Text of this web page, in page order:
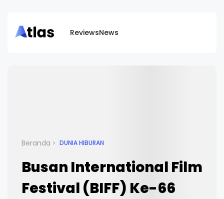
ReviewsNews
Beranda DUNIA HIBURAN
Busan International Film
Festival (BIFF) Ke-66